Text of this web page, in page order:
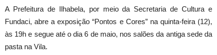
A Prefeitura de Ilhabela, por meio da Secretaria de Cultura e
Fundaci, abre a exposição “Pontos e Cores” na quinta-feira (12),
às 19h e segue até o dia 6 de maio, nos salões da antiga sede da
pasta na Vila.